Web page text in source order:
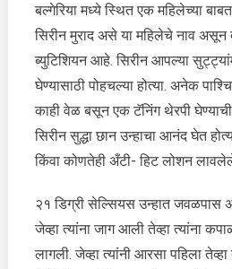
बल्गेरिया मध्ये स्थित एक महिलेच्या
सिरीन मुराद असे या महिलेचे नाव असून
ब्युटिशियन आहे. सिरीन आपल्या
घेण्यासाठी पोहचल्या होत्या. अनेक
काही वेळ बसून एक टॅनिंग थेरपी
सिरीन सुद्धा छान उन्हाचा आनंद घेत
किंवा कोणतेही अँटी- हिट लोशन
२१ डिग्री सेल्सियस उन्हात जवळपास
जेव्हा त्यांना जाग आली तेव्हा त्यांना
लागली. जेव्हा त्यांनी आरसा पहिला